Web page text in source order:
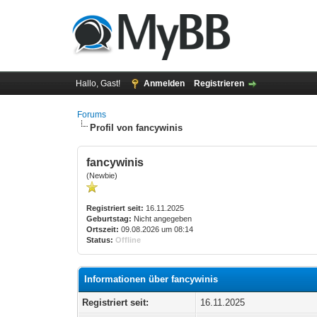
Hallo, Gast! Anmelden Registrieren
Forums
Profil von fancywinis
fancywinis
(Newbie)
Registriert seit: 16.11.2025
Geburtstag: Nicht angegeben
Ortszeit: 09.08.2026 um 08:14
Status: Offline
Informationen über fancywinis
Registriert seit: 16.11.2025